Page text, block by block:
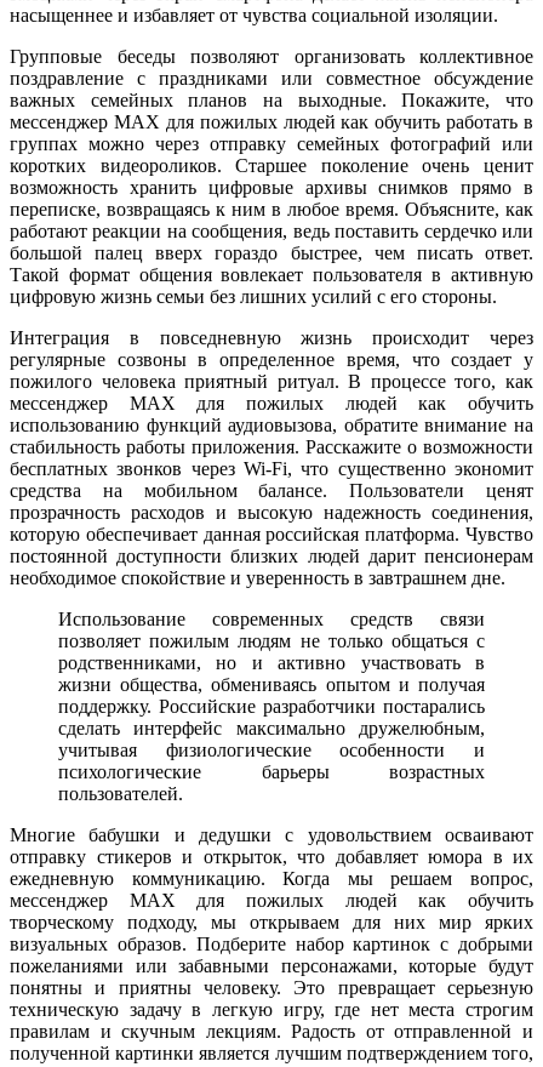
насыщеннее и избавляет от чувства социальной изоляции.
Групповые беседы позволяют организовать коллективное
поздравление с праздниками или совместное обсуждение
важных семейных планов на выходные. Покажите, что
мессенджер MAX для пожилых людей как обучить работать в
группах можно через отправку семейных фотографий или
коротких видеороликов. Старшее поколение очень ценит
возможность хранить цифровые архивы снимков прямо в
переписке, возвращаясь к ним в любое время. Объясните, как
работают реакции на сообщения, ведь поставить сердечко или
большой палец вверх гораздо быстрее, чем писать ответ.
Такой формат общения вовлекает пользователя в активную
цифровую жизнь семьи без лишних усилий с его стороны.
Интеграция в повседневную жизнь происходит через
регулярные созвоны в определенное время, что создает у
пожилого человека приятный ритуал. В процессе того, как
мессенджер MAX для пожилых людей как обучить
использованию функций аудиовызова, обратите внимание на
стабильность работы приложения. Расскажите о возможности
бесплатных звонков через Wi-Fi, что существенно экономит
средства на мобильном балансе. Пользователи ценят
прозрачность расходов и высокую надежность соединения,
которую обеспечивает данная российская платформа. Чувство
постоянной доступности близких людей дарит пенсионерам
необходимое спокойствие и уверенность в завтрашнем дне.
Использование современных средств связи
позволяет пожилым людям не только общаться с
родственниками, но и активно участвовать в
жизни общества, обмениваясь опытом и получая
поддержку. Российские разработчики постарались
сделать интерфейс максимально дружелюбным,
учитывая физиологические особенности и
психологические барьеры возрастных
пользователей.
Многие бабушки и дедушки с удовольствием осваивают
отправку стикеров и открыток, что добавляет юмора в их
ежедневную коммуникацию. Когда мы решаем вопрос,
мессенджер MAX для пожилых людей как обучить
творческому подходу, мы открываем для них мир ярких
визуальных образов. Подберите набор картинок с добрыми
пожеланиями или забавными персонажами, которые будут
понятны и приятны человеку. Это превращает серьезную
техническую задачу в легкую игру, где нет места строгим
правилам и скучным лекциям. Радость от отправленной и
полученной картинки является лучшим подтверждением того,